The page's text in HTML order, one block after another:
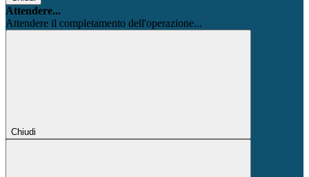
Attendere...
Attendere il completamento dell'operazione...
Chiudi